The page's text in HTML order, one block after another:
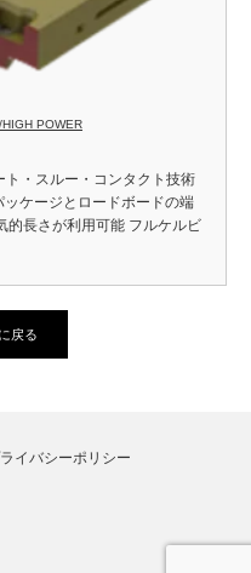
POWER
・スルー・コンタクト技術
ケージとロードボードの端
的長さが利用可能 フルケルビ
戻る
イバシーポリシー